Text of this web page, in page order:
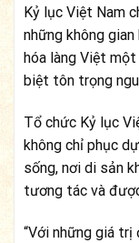
Kỷ lục Việt Nam
những không
hóa làng Việt
biệt tôn trọng
Tổ chức Kỷ lục
không chỉ phục
sống, nơi di sản
tương tác và
“Với những giá